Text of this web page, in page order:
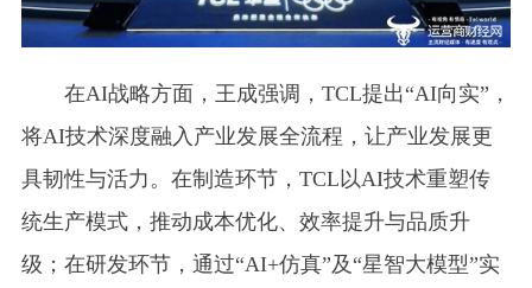
在AI战略方面，王成强调，TCL提出“AI向实”，
将AI技术深度融入产业发展全流程，让产业发展更
具韧性与活力。在制造环节，TCL以AI技术重塑传
统生产模式，推动成本优化、效率提升与品质升
级；在研发环节，通过“AI+仿真”及“星智大模型”实